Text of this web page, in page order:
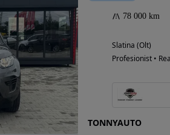
78 000 km
Slatina (Olt)
Profesionist •
TONNYAUTO